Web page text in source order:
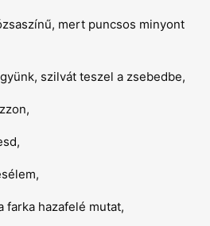
mert puncsos minyont
szilvát teszel a zsebedbe,
farka hazafelé mutat,